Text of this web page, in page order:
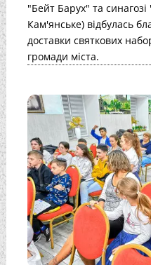
"Бейт Барух" та
Кам'янське) відбулась
доставки святкових
громади міста.